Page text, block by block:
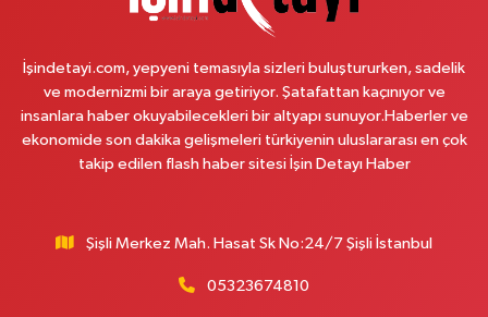
Mimar Sinan Mahallesi Otopark Arkası Sokak 16 B Aktif International
Üsküdar Hastanesi yanı
İşindetayi.com, yepyeni temasıyla sizleri buluştururken, sadelik
ve modernizmi bir araya getiriyor. Şatafattan kaçınıyor ve
insanlara haber okuyabilecekleri bir altyapı sunuyor.Haberler ve
ekonomide son dakika gelişmeleri türkiyenin uluslararası en çok
takip edilen flash haber sitesi İşin Detayı Haber
Şişli Merkez Mah. Hasat Sk No:24/7 Şişli İstanbul
05323674810